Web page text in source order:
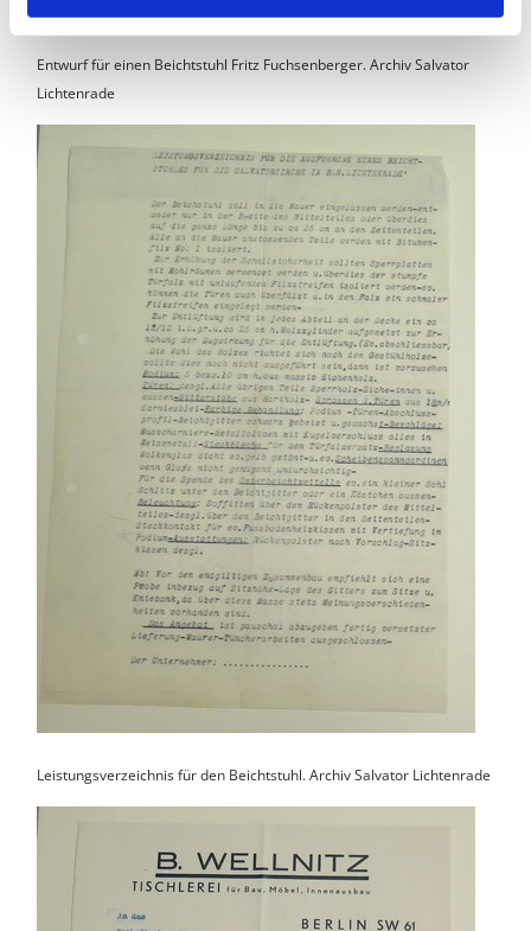
Entwurf für einen Beichtstuhl Fritz Fuchsenberger. Archiv Salvator
Lichtenrade
Leistungsverzeichnis für den Beichtstuhl. Archiv Salvator Lichtenrade